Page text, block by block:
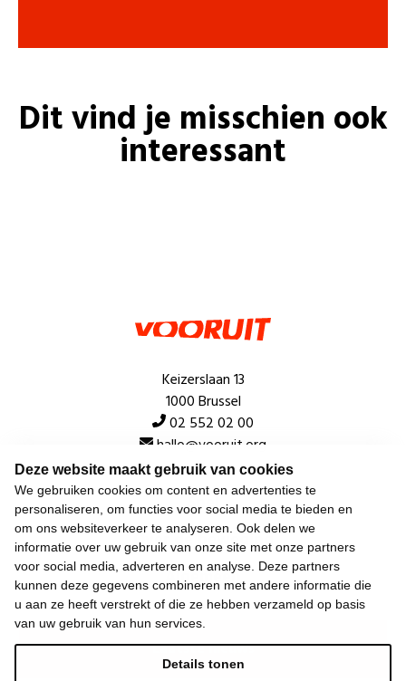
Deze website maakt gebruik van cookies
We gebruiken cookies om content en advertenties te
personaliseren, om functies voor social media te bieden en
om ons websiteverkeer te analyseren. Ook delen we
informatie over uw gebruik van onze site met onze partners
voor social media, adverteren en analyse. Deze partners
kunnen deze gegevens combineren met andere informatie die
u aan ze heeft verstrekt of die ze hebben verzameld op basis
van uw gebruik van hun services.
Details tonen
Dit vind je misschien ook
interessant
Keizerslaan 13
1000 Brussel
02 552 02 00
hallo@vooruit.org
Snel
Over de beweging
Algemeen
Laatste nieuws